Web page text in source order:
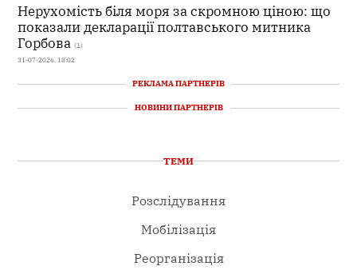
Нерухомість біля моря за скромною ціною: що
показали декларації полтавського митника
Горбова (1)
31-07-2026, 18:02
РЕКЛАМА ПАРТНЕРІВ
НОВИНИ ПАРТНЕРІВ
ТЕМИ
Розслідування
Мобілізація
Реорганізація